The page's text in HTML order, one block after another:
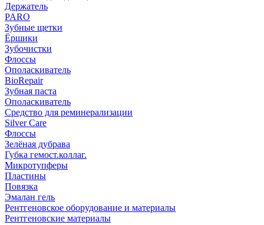
Держатель
PARO
Зубные щетки
Ёршики
Зубочистки
Флоссы
Ополаскиватель
BioRepair
Зубная паста
Ополаскиватель
Средство для реминерализации
Silver Care
Флоссы
Зелёная дубрава
Губка гемост.коллаг.
Микротупферы
Пластины
Повязка
Эмалан гель
Рентгеновское оборудование и материалы
Рентгеновские материалы